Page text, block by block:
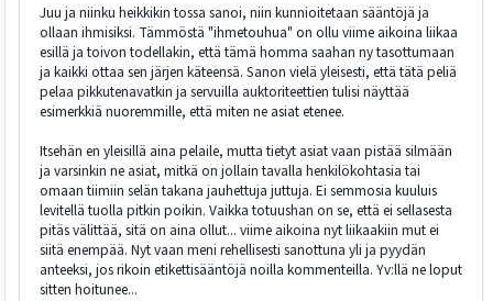
Juu ja niinku heikkikin tossa sanoi, niin kunnioitetaan sääntöjä ja
ollaan ihmisiksi. Tämmöstä "ihmetouhua" on ollu viime aikoina liikaa
esillä ja toivon todellakin, että tämä homma saahan ny tasottumaan
ja kaikki ottaa sen järjen käteensä. Sanon vielä yleisesti, että tätä peliä
pelaa pikkutenavatkin ja servuilla auktoriteettien tulisi näyttää
esimerkkiä nuoremmille, että miten ne asiat etenee.
Itsehän en yleisillä aina pelaile, mutta tietyt asiat vaan pistää silmään
ja varsinkin ne asiat, mitkä on jollain tavalla henkilökohtasia tai
omaan tiimiin selän takana jauhettuja juttuja. Ei semmosia kuuluis
levitellä tuolla pitkin poikin. Vaikka totuushan on se, että ei sellasesta
pitäs välittää, sitä on aina ollut... viime aikoina nyt liikaakiin mut ei
siitä enempää. Nyt vaan meni rehellisesti sanottuna yli ja pyydän
anteeksi, jos rikoin etikettisääntöjä noilla kommenteilla. Yv:llä ne loput
sitten hoitunee...